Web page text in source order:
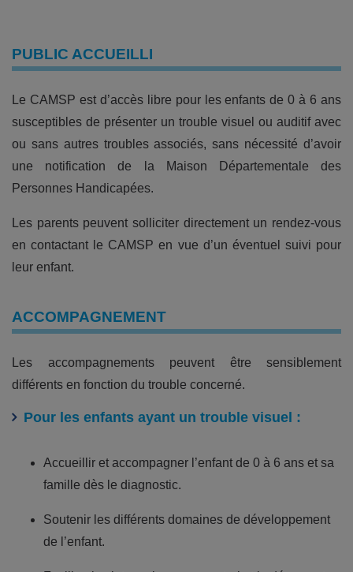
PUBLIC ACCUEILLI
Le CAMSP est d’accès libre pour les enfants de 0 à 6 ans
susceptibles de présenter un trouble visuel ou auditif avec
ou sans autres troubles associés, sans nécessité d’avoir
une notification de la Maison Départementale des
Personnes Handicapées.
Les parents peuvent solliciter directement un rendez-vous
en contactant le CAMSP en vue d’un éventuel suivi pour
leur enfant.
ACCOMPAGNEMENT
Les accompagnements peuvent être sensiblement
différents en fonction du trouble concerné.
Pour les enfants ayant un trouble visuel :
Accueillir et accompagner l’enfant de 0 à 6 ans et sa
famille dès le diagnostic.
Soutenir les différents domaines de développement
de l’enfant.